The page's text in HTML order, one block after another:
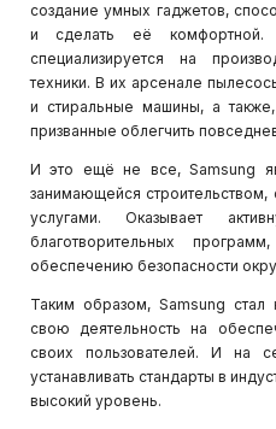
создание умных гаджетов,
и сделать её комфортной.
специализируется на
техники. В их арсенале
и стиральные машины, а
призванные облегчить
И это ещё не все, Samsung
занимающейся
услугами. Оказывает
благотворительных
обеспечению безопасности
Таким образом, Samsung стал
свою деятельность на
своих пользователей. И на
устанавливать стандарты в
высокий уровень.